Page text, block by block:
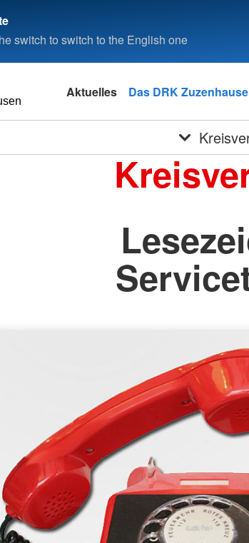
switch to switch to the English one
Aktuelles Das DRK